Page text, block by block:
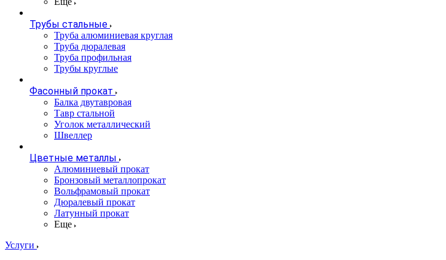
Трубы стальные
Труба алюминиевая круглая
Труба дюралевая
Труба профильная
Трубы круглые
Фасонный прокат
Балка двутавровая
Тавр стальной
Уголок металлический
Швеллер
Цветные металлы
Алюминиевый прокат
Бронзовый металлопрокат
Вольфрамовый прокат
Дюралевый прокат
Латунный прокат
Еще
Услуги